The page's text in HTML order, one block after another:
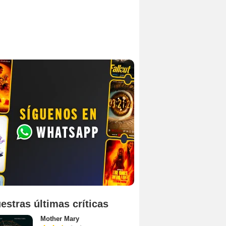
últimas críticas
Mother Mary